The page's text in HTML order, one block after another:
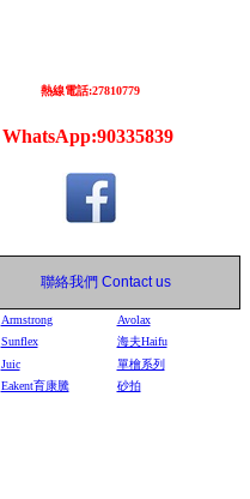
熱線電話:27810779
WhatsApp:90335839
聯絡我們 Contact us
Armstrong
Avolax
Sunflex
海夫Haifu
Juic
單檜系列
Eakent育康騰 砂拍